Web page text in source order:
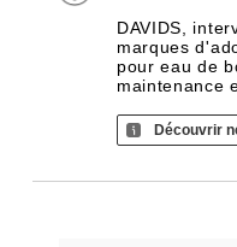
DAVIDS,
marques
pour eau de
maintenance
Découvrir